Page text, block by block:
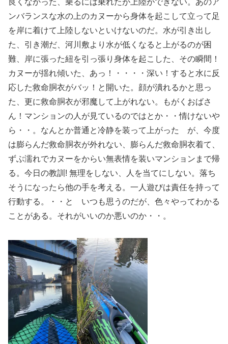
良くなかった、乗るには乗れたが上陸ができない。あのア
ンバランスな水の上のカヌーから身体を起こして立って足
を岸に着けて上陸しないといけないのだ。水が引き出し
た、引き潮だ、河川敷より水が低くなると上がるのが困
難、岸に張った紐を引っ張り身体を起こした、その瞬間！
カヌーが揺れ傾いた、あっ！・・・・深い！すると水に反
応した救命胴衣がバッ！と開いた。顔が潰れるかと思っ
た、更に救命胴衣が邪魔して上がれない。もがくおばさ
ん！マンションの人が見ているのではとか・・情けないや
ら・・。なんとか普通と冷静を装って上がった が、今度
は膨らんだ救命胴衣が外れない、膨らんだ救命胴衣着て、
ずぶ濡れでカヌーをからい無表情を装いマンションまで帰
る。今日の教訓! 無理をしない、人を当てにしない。落ち
そうになったら他の手を考える。一人遊びは責任を持って
行動する。・・と いつも思うのだが、色々やってわかる
ことがある。それがいいのか悪いのか・・。